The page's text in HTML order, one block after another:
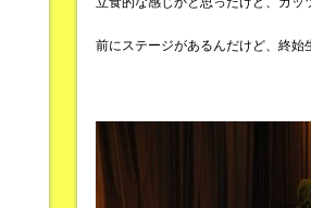
前にステージがあるんだけど、終始